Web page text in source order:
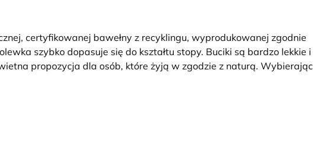
certyfikowanej bawełny z recyklingu, wyprodukowanej zgodnie
szybko dopasuje się do kształtu stopy. Buciki są bardzo lekkie i
propozycja dla osób, które żyją w zgodzie z naturą. Wybierając